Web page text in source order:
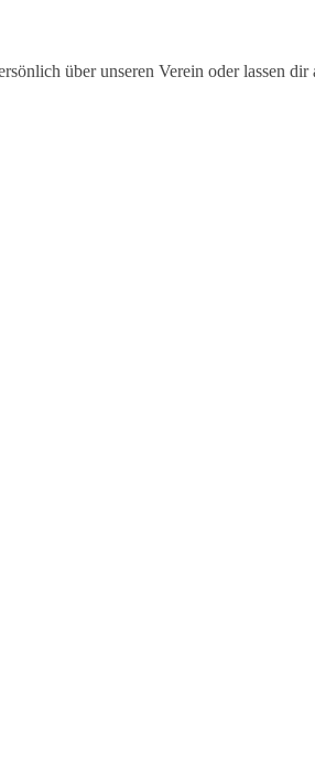
über unseren Verein oder lassen